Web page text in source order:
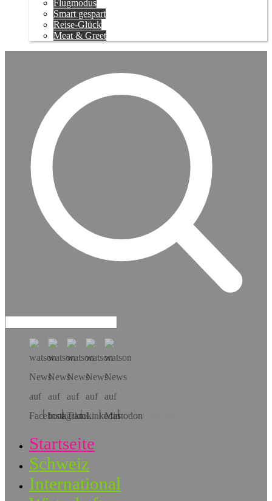
Flugmodus
Smart gespart
Reise-Glück
Meat & Greet
Hol dir die App!
Startseite
Schweiz
International